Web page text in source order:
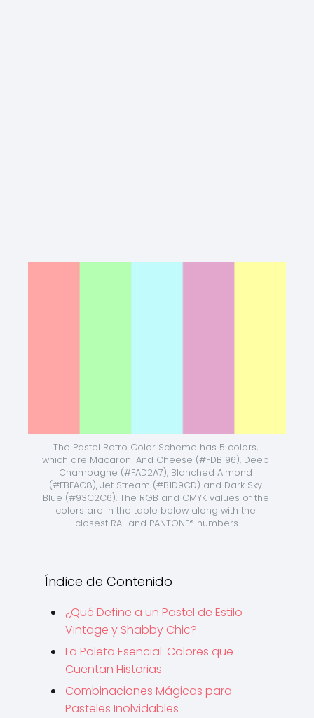
The Pastel Retro Color Scheme has 5 colors,
which are Macaroni And Cheese (#FDB196), Deep
Champagne (#FAD2A7), Blanched Almond
(#FBEAC8), Jet Stream (#B1D9CD) and Dark Sky
Blue (#93C2C6). The RGB and CMYK values of the
colors are in the table below along with the
closest RAL and PANTONE® numbers.
Índice de Contenido
¿Qué Define a un Pastel de Estilo
Vintage y Shabby Chic?
La Paleta Esencial: Colores que
Cuentan Historias
Combinaciones Mágicas para
Pasteles Inolvidables